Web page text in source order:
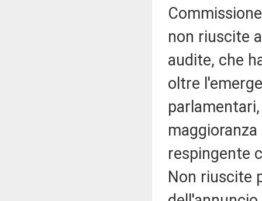
non riuscite
audite, che
oltre
respingente
Non riuscite